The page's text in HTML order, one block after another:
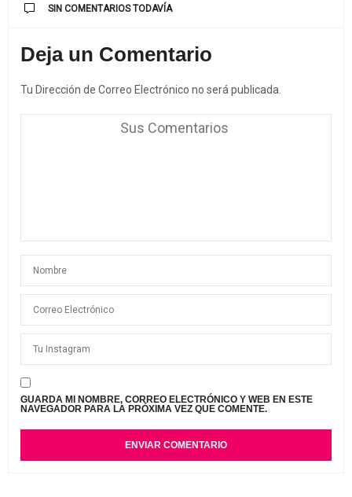
SIN COMENTARIOS TODAVÍA
Deja un Comentario
Tu Dirección de Correo Electrónico no será publicada.
GUARDA MI NOMBRE, CORREO ELECTRÓNICO Y WEB EN ESTE
NAVEGADOR PARA LA PRÓXIMA VEZ QUE COMENTE.